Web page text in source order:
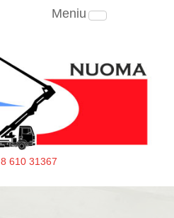
Meniu
8 610 31367